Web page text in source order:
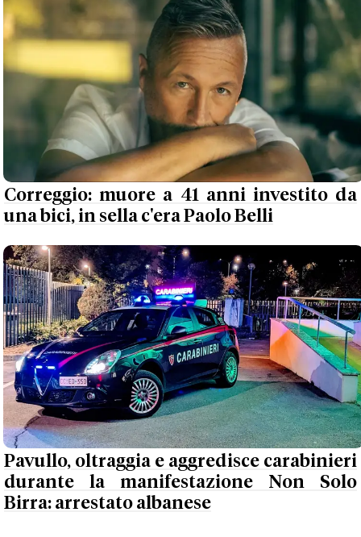
Correggio: muore a 41 anni investito da
una bici, in sella c'era Paolo Belli
Pavullo, oltraggia e aggredisce carabinieri
durante la manifestazione Non Solo
Birra: arrestato albanese